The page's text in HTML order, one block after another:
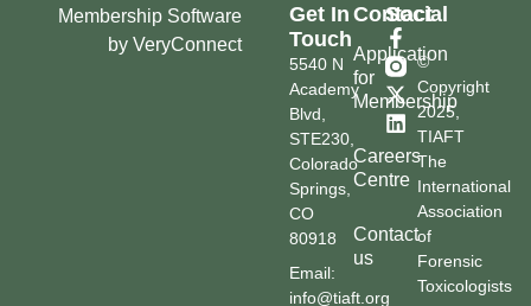
©
Copyright
2025,
TIAFT
The
International
Association
of
Forensic
Toxicologists
Contact
Application
for
Membership
Careers
Centre
Contact
us
Social
Get In
Touch
5540 N
Academy
Blvd,
STE230,
Colorado
Springs,
CO
80918
Email:
info@tiaft.org
Membership Software
by VeryConnect